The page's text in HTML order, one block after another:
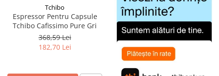
Tchibo
Espressor Pentru Capsule
Tchibo Cafissimo Pure Gri
368,59 Lei
182,70 Lei